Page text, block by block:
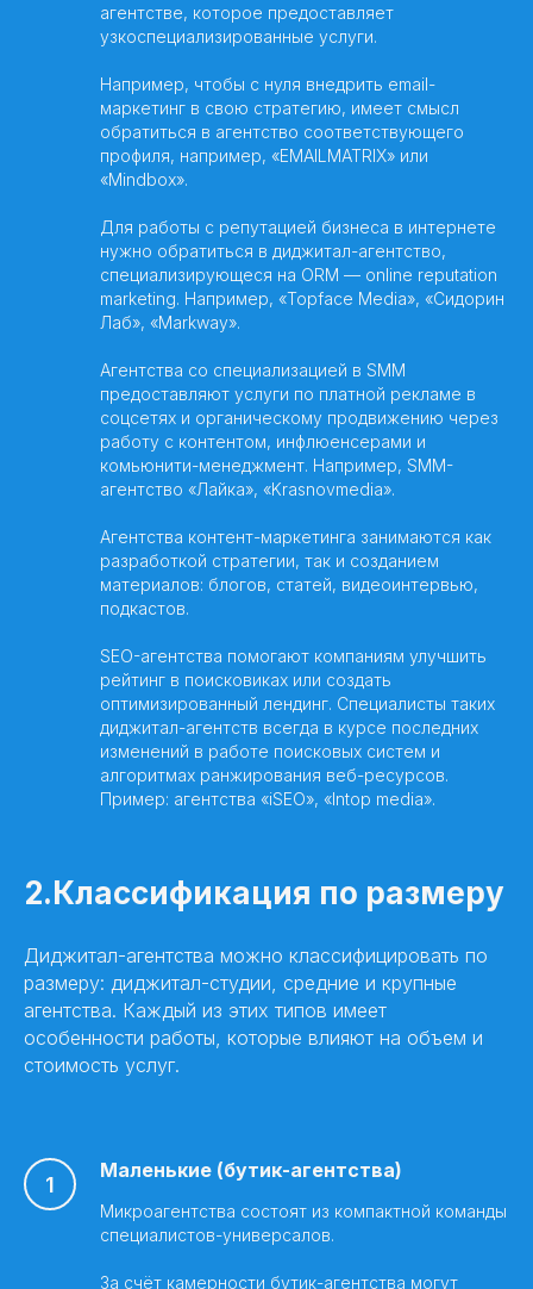
агентстве, которое предоставляет
узкоспециализированные услуги.
Например, чтобы с нуля внедрить email-
маркетинг в свою стратегию, имеет смысл
обратиться в агентство соответствующего
профиля, например, «EMAILMATRIX» или
«Mindbox».
Для работы с репутацией бизнеса в интернете
нужно обратиться в диджитал-агентство,
специализирующеся на ORM — online reputation
marketing. Например, «Topface Media», «Сидорин
Лаб», «Markway».
Агентства со специализацией в SMM
предоставляют услуги по платной рекламе в
соцсетях и органическому продвижению через
работу с контентом, инфлюенсерами и
комьюнити-менеджмент. Например, SMM-
агентство «Лайка», «Krasnovmedia».
Агентства контент-маркетинга занимаются как
разработкой стратегии, так и созданием
материалов: блогов, статей, видеоинтервью,
подкастов.
SEO-агентства помогают компаниям улучшить
рейтинг в поисковиках или создать
оптимизированный лендинг. Специалисты таких
диджитал-агентств всегда в курсе последних
изменений в работе поисковых систем и
алгоритмах ранжирования веб-ресурсов.
Пример: агентства «iSEO», «Intop media».
2.Классификация по размеру
Диджитал-агентства можно классифицировать по
размеру: диджитал-студии, средние и крупные
агентства. Каждый из этих типов имеет
особенности работы, которые влияют на объем и
стоимость услуг.
Маленькие (бутик-агентства)
Микроагентства состоят из компактной команды
специалистов-универсалов.
За счёт камерности бутик-агентства могут